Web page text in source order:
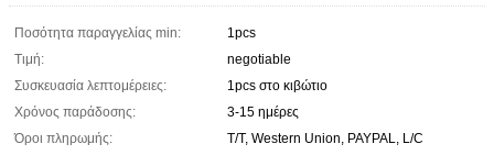
Ποσότητα παραγγελίας min:
1pcs
Τιμή:
negotiable
Συσκευασία λεπτομέρειες:
1pcs στο κιβώτιο
Χρόνος παράδοσης:
3-15 ημέρες
Όροι πληρωμής:
T/T, Western Union, PAYPAL, L/C